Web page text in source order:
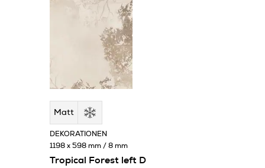
Matt
Tropical Forest left D
DEKORATIONEN
1198 x 598 mm / 8 mm